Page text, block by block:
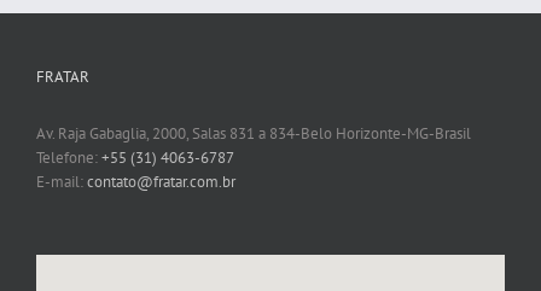
FRATAR
Av. Raja Gabaglia, 2000, Salas 831 a 834-Belo Horizonte-MG-Brasil
Telefone:+55 (31) 4063-6787
E-mail:contato@fratar.com.br